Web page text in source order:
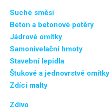
Suché směsi
Beton a betonové potěry
Jádrové omítky
Samonivelační hmoty
Stavební lepidla
Štukové a jednovrstvé omítky
Zdící malty
Zdivo